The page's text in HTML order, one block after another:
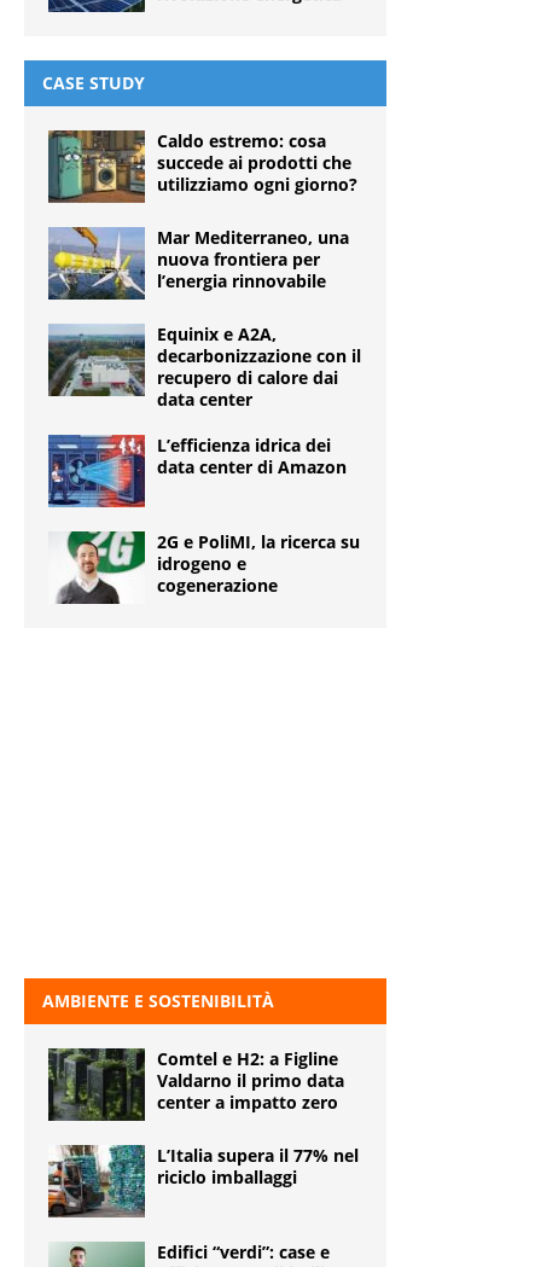
CASE STUDY
Caldo estremo: cosa
succede ai prodotti che
utilizziamo ogni giorno?
Mar Mediterraneo, una
nuova frontiera per
l’energia rinnovabile
Equinix e A2A,
decarbonizzazione con il
recupero di calore dai
data center
L’efficienza idrica dei
data center di Amazon
2G e PoliMI, la ricerca su
idrogeno e
cogenerazione
AMBIENTE E SOSTENIBILITÀ
Comtel e H2: a Figline
Valdarno il primo data
center a impatto zero
L’Italia supera il 77% nel
riciclo imballaggi
Edifici “verdi”: case e